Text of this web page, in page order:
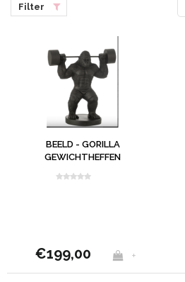
Filter
BEELD - GORILLA
GEWICHTHEFFEN
€199,00 +